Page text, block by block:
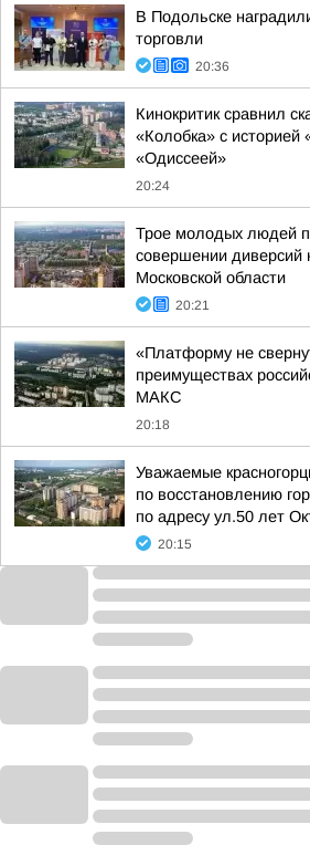
В Подольске
торговли
20:36
Кинокритик сравнил
«Колобка» с историей
«Одиссеей»
20:24
Трое молодых людей
совершении диверсий
Московской области
20:21
«Платформу не
преимуществах
МАКС
20:18
Уважаемые
по восстановлению
по адресу ул.50 лет
20:15